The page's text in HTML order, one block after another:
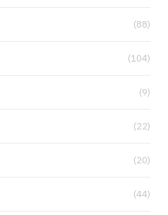
(88)
(104)
(9)
(22)
(20)
(44)